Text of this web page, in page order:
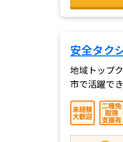
安全タク
地域トップ
市で活躍で